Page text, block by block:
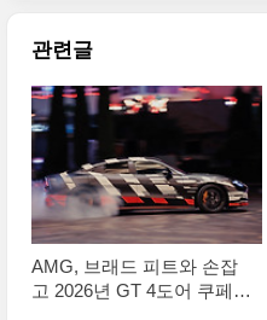
관련글
AMG, 브래드 피트와 손잡
고 2026년 GT 4도어 쿠페